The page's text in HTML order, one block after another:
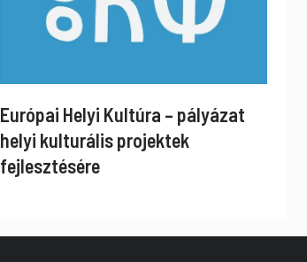
Európai Helyi Kultúra – pályázat
helyi kulturális projektek
fejlesztésére